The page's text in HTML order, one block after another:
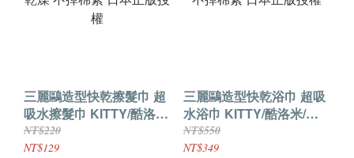
三麗鷗造型快乾擦髮巾 超
吸水擦髮巾 KITTY/酷洛
米/美樂蒂 觸感細柔 快易
乾燥 不掉棉絮 日本正版授
NT$220
NT$129
三麗鷗造型快乾浴巾 超吸
水浴巾 KITTY/酷洛米/美
樂蒂 觸感細柔 快易乾燥
不掉棉絮 日本正版授權
NT$550
NT$349